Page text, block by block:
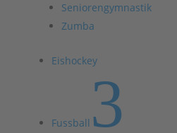
Seniorengymnastik
Zumba
Eishockey
Fussball 3